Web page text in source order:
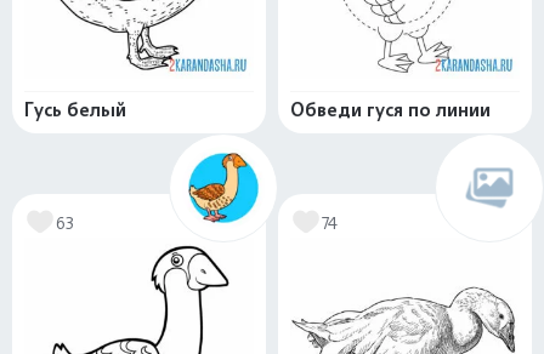
Гусь белый Обведи гуся по линии
63 74